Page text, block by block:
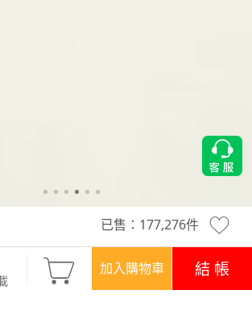
加入購物車 結 帳
已售： 177,276件
材質-抗UV吸排抗菌束口長褲